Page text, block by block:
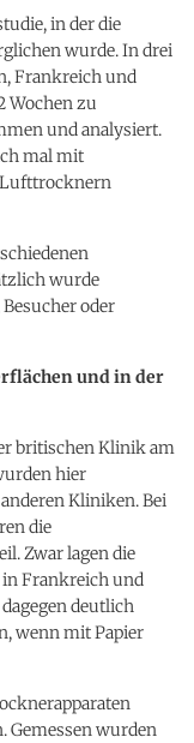
in der die
wurde. In drei
Frankreich und
Wochen zu
und analysiert.
mal mit
wurde
oder
und in der
britischen Klinik am
hier
Kliniken. Bei
die
Zwar lagen die
Frankreich und
deutlich
wenn mit Papier
Gemessen wurden